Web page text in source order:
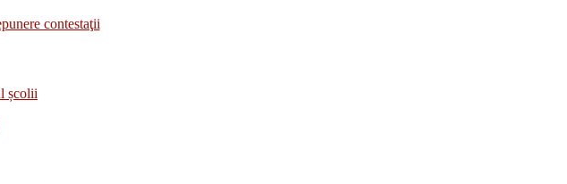
contestaţii
școlii